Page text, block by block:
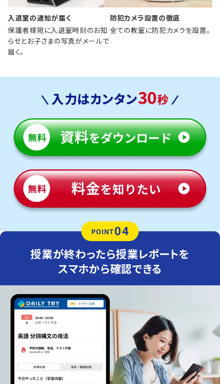
入退室の通知が届く
保護者様宛に入退室時刻のお知
らせとお子さまの写真がメールで
届く。
防犯カメラ設置の徹底
全ての教室に防犯カメラを設置。
POINT04
授業が終わったら授業レポートを
スマホから確認できる